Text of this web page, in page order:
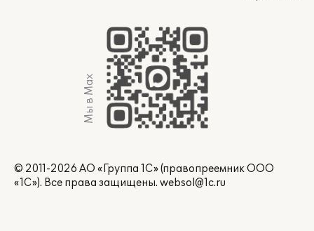
Мы в Max
© 2011-2026 АО «Группа 1С» (правопреемник ООО
«1С»). Все права защищены. websol@1c.ru